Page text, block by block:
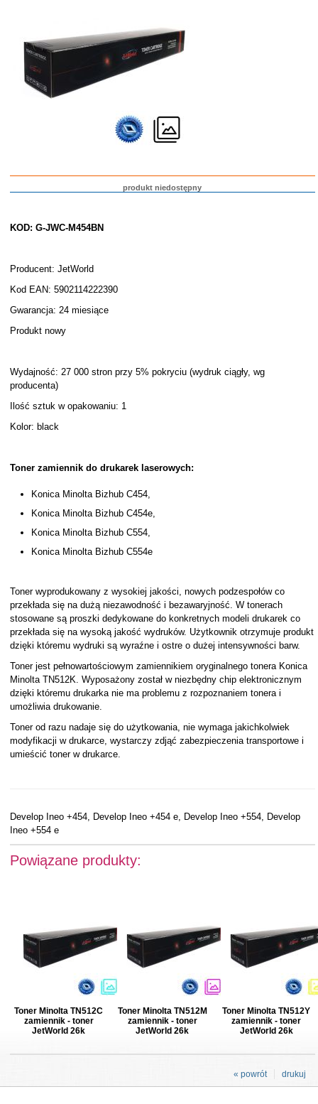
produkt niedostępny
KOD: G-JWC-M454BN
Producent: JetWorld
Kod EAN: 5902114222390
Gwarancja: 24 miesiące
Produkt nowy
Wydajność: 27 000 stron przy 5% pokryciu (wydruk ciągły, wg
producenta)
Ilość sztuk w opakowaniu: 1
Kolor: black
Toner zamiennik do drukarek laserowych:
Konica Minolta Bizhub C454,
Konica Minolta Bizhub C454e,
Konica Minolta Bizhub C554,
Konica Minolta Bizhub C554e
Toner wyprodukowany z wysokiej jakości, nowych podzespołów co
przekłada się na dużą niezawodność i bezawaryjność. W tonerach
stosowane są proszki dedykowane do konkretnych modeli drukarek co
przekłada się na wysoką jakość wydruków. Użytkownik otrzymuje produkt
dzięki któremu wydruki są wyraźne i ostre o dużej intensywności barw.
Toner jest pełnowartościowym zamiennikiem oryginalnego tonera Konica
Minolta TN512K. Wyposażony został w niezbędny chip elektronicznym
dzięki któremu drukarka nie ma problemu z rozpoznaniem tonera i
umożliwia drukowanie.
Toner od razu nadaje się do użytkowania, nie wymaga jakichkolwiek
modyfikacji w drukarce, wystarczy zdjąć zabezpieczenia transportowe i
umieścić toner w drukarce.
Develop Ineo +454, Develop Ineo +454 e, Develop Ineo +554, Develop
Ineo +554 e
Powiązane produkty:
Toner Minolta TN512C
zamiennik - toner
JetWorld 26k
Toner Minolta TN512M
zamiennik - toner
JetWorld 26k
Toner Minolta TN512Y
zamiennik - toner
JetWorld 26k
drukuj
« powrót